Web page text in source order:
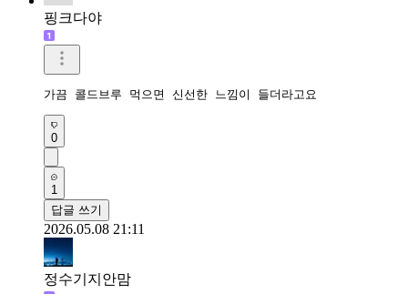
핑크다야
가끔 콜드브루 먹으면 신선한 느낌이 들더라고요
0
1
답글 쓰기
2026.05.08 21:11
정수기지안맘